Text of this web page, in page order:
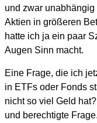
und zwar
Aktien in größeren
hatte ich ja ein paar
Augen Sinn macht.
Eine Frage, die ich
in ETFs oder Fonds
nicht so viel Geld
und berechtigte